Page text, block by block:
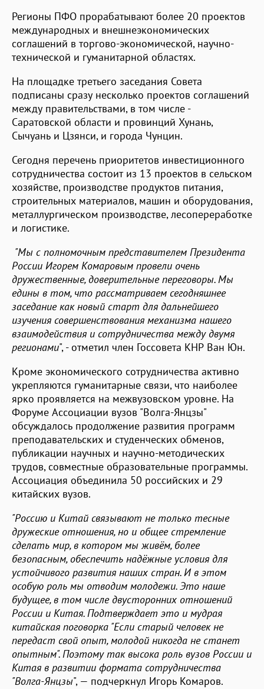
Регионы ПФО прорабатывают более 20 проектов
международных и внешнеэкономических
соглашений в торгово-экономической, научно-
технической и гуманитарной областях.
На площадке третьего заседания Совета
подписаны сразу несколько проектов соглашений
между правительствами, в том числе -
Саратовской области и провинций Хунань,
Сычуань и Цзянси, и города Чунцин.
Сегодня перечень приоритетов инвестиционного
сотрудничества состоит из 13 проектов в сельском
хозяйстве, производстве продуктов питания,
строительных материалов, машин и оборудования,
металлургическом производстве, лесопереработке
и логистике.
"Мы с полномочным представителем Президента
России Игорем Комаровым провели очень
дружественные, доверительные переговоры. Мы
едины в том, что рассматриваем сегодняшнее
заседание как новый старт для дальнейшего
изучения совершенствования механизма нашего
взаимодействия и сотрудничества между двумя
регионами", - отметил член Госсовета КНР Ван Юн.
Кроме экономического сотрудничества активно
укрепляются гуманитарные связи, что наиболее
ярко проявляется на межвузовском уровне. На
Форуме Ассоциации вузов "Волга-Янцзы"
обсуждалось продолжение развития программ
преподавательских и студенческих обменов,
публикации научных и научно-методических
трудов, совместные образовательные программы.
Ассоциация объединила 50 российских и 29
китайских вузов.
"Россию и Китай связывают не только тесные
дружеские отношения, но и общее стремление
сделать мир, в котором мы живём, более
безопасным, обеспечить надёжные условия для
устойчивого развития наших стран. И в этом
особую роль мы отводим молодежи. Это наше
будущее, в том числе двусторонних отношений
России и Китая. Подтверждает это и мудрая
китайская поговорка "Если старый человек не
передаст свой опыт, молодой никогда не станет
опытным". Поэтому так высока роль вузов России и
Китая в развитии формата сотрудничества
"Волга-Янцзы", — подчеркнул Игорь Комаров.